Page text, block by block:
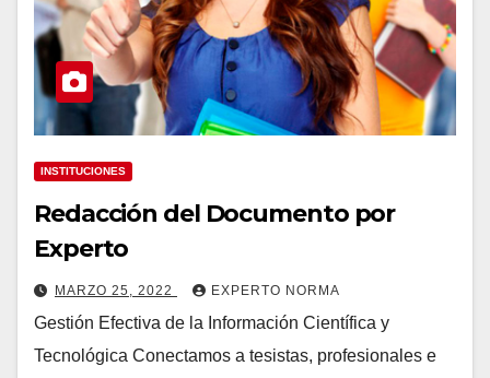
INSTITUCIONES
Redacción del Documento por
Experto
MARZO 25, 2022 EXPERTO NORMA
Gestión Efectiva de la Información Científica y
Tecnológica Conectamos a tesistas, profesionales e